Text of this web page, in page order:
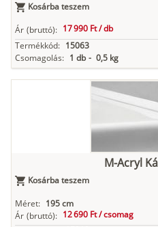
Kosárba teszem
Ár (bruttó): 17 990 Ft /db
Termékkód: 15063
Csomagolás: 1 db - 0,5 kg
M-Acryl
Kosárba teszem
Méret: 195 cm
Ár (bruttó): 12 690 Ft /csomag